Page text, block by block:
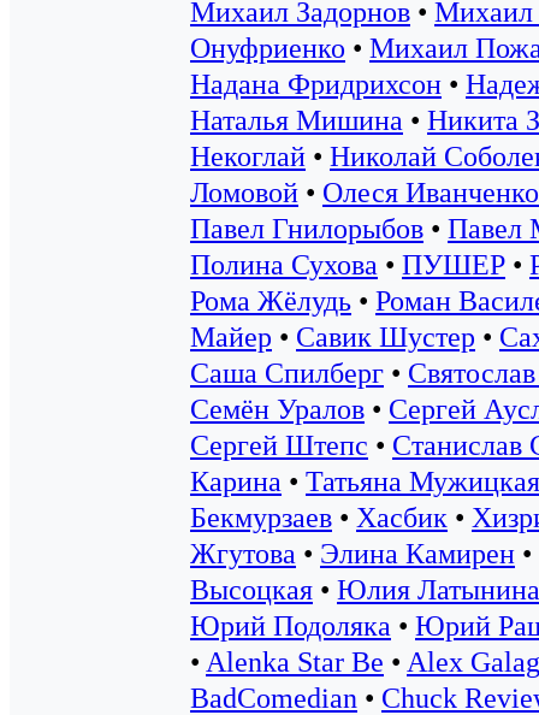
Михаил Задорнов • Михаил
Онуфриенко • Михаил
Надана Фридрихсон •
Наталья Мишина • Никита
Некоглай • Николай
Ломовой • Олеся Иванченко
Павел Гнилорыбов • Павел
Полина Сухова • ПУШЕР •
Рома Жёлудь • Роман
Майер • Савик Шустер •
Саша Спилберг •
Семён Уралов • Сергей
Сергей Штепс • Станислав
Карина • Татьяна Мужицкая
Бекмурзаев • Хасбик •
Жгутова • Элина Камирен •
Высоцкая • Юлия Латынина
Юрий Подоляка • Юрий
• Alenka Star Be • Alex
BadComedian • Chuck